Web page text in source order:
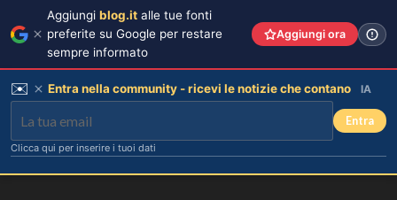
Aggiungi blog.it alle tue fonti
preferite su Google per restare
sempre informato
Aggiungi ora
✉️ Entra nella community - ricevi le notizie che contano IA
Entra
Clicca qui per inserire i tuoi dati